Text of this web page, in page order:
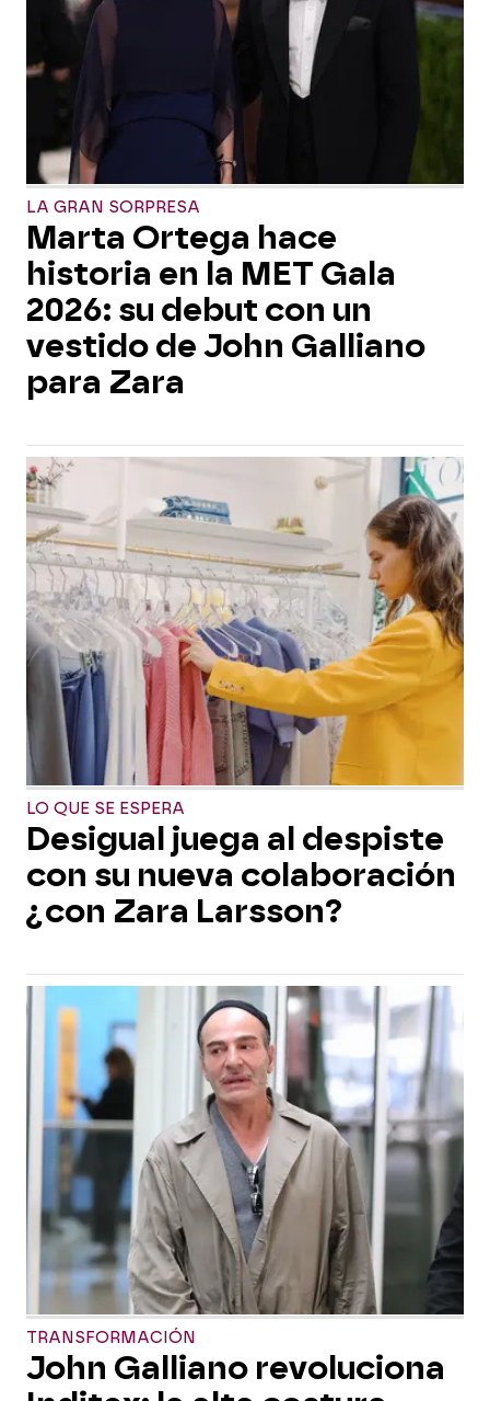
LA GRAN SORPRESA
Marta Ortega hace
historia en la MET Gala
2026: su debut con un
vestido de John Galliano
para Zara
LO QUE SE ESPERA
Desigual juega al despiste
con su nueva colaboración
¿con Zara Larsson?
TRANSFORMACIÓN
John Galliano revoluciona